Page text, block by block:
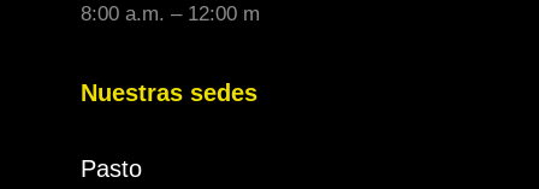
8:00 a.m. – 12:00 m
Nuestras sedes
Pasto